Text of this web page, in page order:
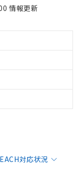
情報更新
対応状況